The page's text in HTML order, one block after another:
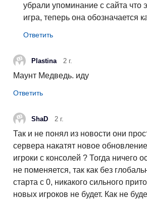
убрали упоминание с сайта что
игра, теперь она обозначается
Plastina 2 г.
Маунт Медведь. иду
ShaD 2 г.
Так и не понял из новости они
сервера накатят новое
игроки с консолей ? Тогда ничего
не поменяется, так как без
старта с 0, никакого сильного
новых игроков не будет. Как не